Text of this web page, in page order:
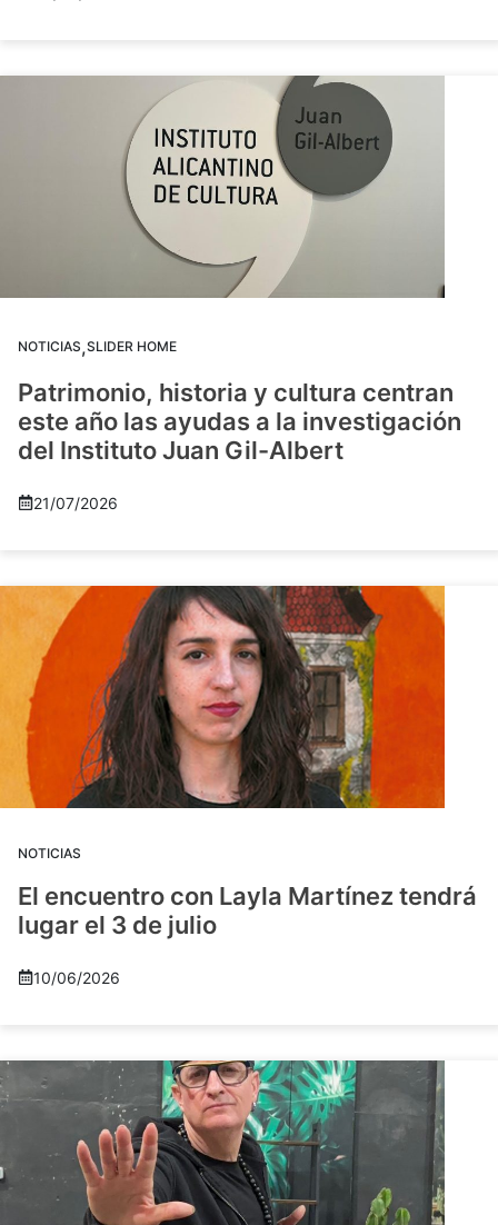
NOTICIAS,SLIDER HOME
Patrimonio, historia y cultura centran
este año las ayudas a la investigación
del Instituto Juan Gil-Albert
21/07/2026
NOTICIAS
El encuentro con Layla Martínez tendrá
lugar el 3 de julio
10/06/2026